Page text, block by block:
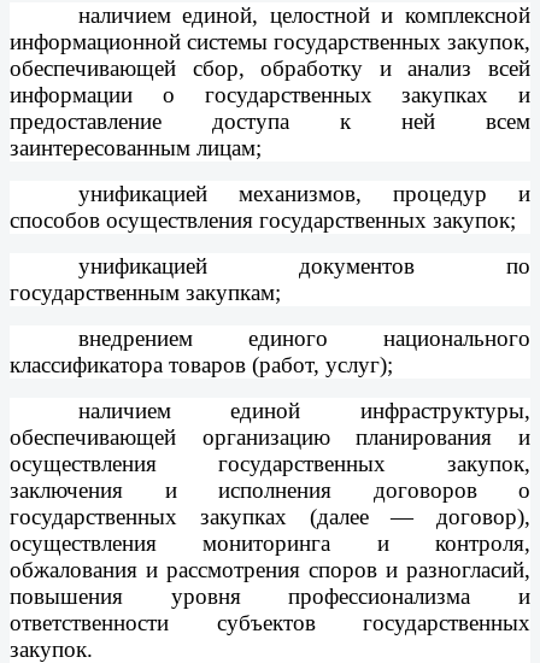
наличием единой, целостной и комплексной
информационной системы государственных закупок,
обеспечивающей сбор, обработку и анализ всей
информации о государственных закупках и
предоставление доступа к ней всем
заинтересованным лицам;
унификацией механизмов, процедур и
способов осуществления государственных закупок;
унификацией документов по
государственным закупкам;
внедрением единого национального
классификатора товаров (работ, услуг);
наличием единой инфраструктуры,
обеспечивающей организацию планирования и
осуществления государственных закупок,
заключения и исполнения договоров о
государственных закупках (далее — договор),
осуществления мониторинга и контроля,
обжалования и рассмотрения споров и разногласий,
повышения уровня профессионализма и
ответственности субъектов государственных
закупок.